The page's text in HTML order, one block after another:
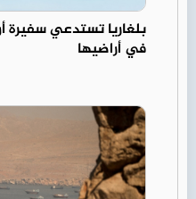
بلغاريا تستدعي سفيرة
في أراضيها